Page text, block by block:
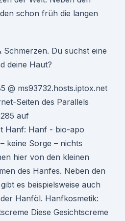
schon früh die langen
Schmerzen. Du suchst eine
deine Haut?
@ ms93732.hosts.iptox.net
Seiten des Parallels
auf
Hanf: Hanf - bio-apo
keine Sorge – nichts
hier von den kleinen
des Hanfes. Neben den
es beispielsweise auch
Hanföl. Hanfkosmetik:
Diese Gesichtscreme